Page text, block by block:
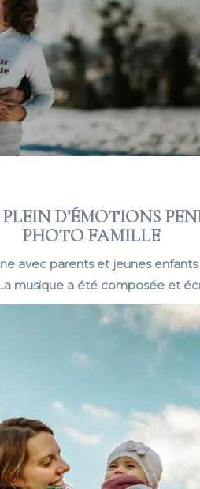
D’ÉMOTIONS
PHOTO FAMILLE
avec parents et jeunes
musique a été composée et